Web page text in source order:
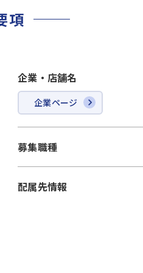
項
企業・店舗名
企業ページ
募集職種
配属先情報